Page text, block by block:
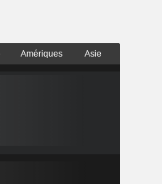
Amériques Asie